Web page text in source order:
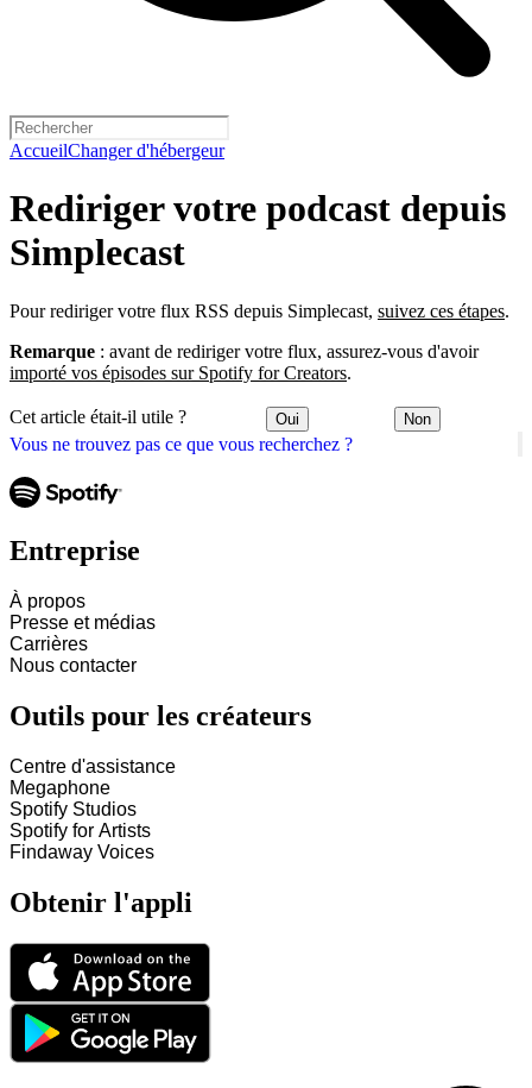
AccueilChanger d'hébergeur
Vous ne trouvez pas ce que vous recherchez ?
Rediriger votre podcast depuis
Simplecast
Pour rediriger votre flux RSS depuis Simplecast, suivez ces étapes.
Remarque : avant de rediriger votre flux, assurez-vous d'avoir
importé vos épisodes sur Spotify for Creators.
Cet article était-il utile ? Oui Non
Entreprise
À propos
Presse et médias
Carrières
Nous contacter
Outils pour les créateurs
Centre d'assistance
Megaphone
Spotify Studios
Spotify for Artists
Findaway Voices
Obtenir l'appli